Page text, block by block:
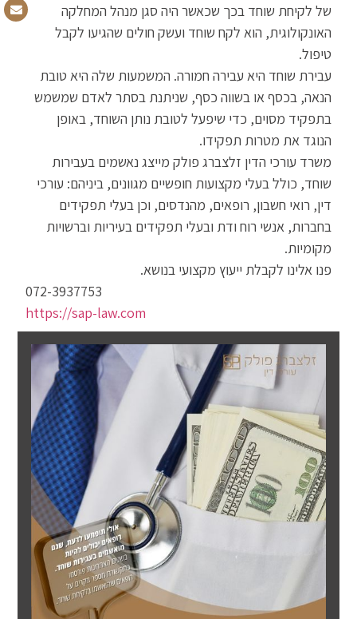
של לקיחת שוחד בכך שכאשר היה סגן מנהל המחלקה
האונקולוגית, הוא לקח שוחד ועשק חולים שהגיעו לקבל
טיפול.
עבירת שוחד היא עבירה חמורה. המשמעות שלה היא טובת
הנאה, בכסף או בשווה כסף, שניתנת בסתר לאדם שמשמש
בתפקיד מסוים, כדי שיפעל לטובת נותן השוחד, באופן
הנוגד את מטרות תפקידו.
משרד עורכי הדין זלצברג פולק מייצג נאשמים בעבירות
שוחד, כולל בעלי מקצועות חופשיים מגוונים, ביניהם: עורכי
דין, רואי חשבון, רופאים, מהנדסים, וכן בעלי תפקידים
בחברות, אנשי רוח ודת ובעלי תפקידים בעיריות וברשויות
מקומיות.
פנו אלינו לקבלת ייעוץ מקצועי בנושא.
072-3937753
https://sap-law.com